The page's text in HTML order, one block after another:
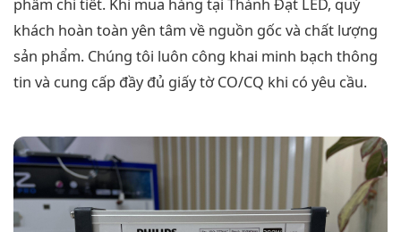
phẩm chi tiết. Khi mua hàng tại Thành Đạt LED, quý
khách hoàn toàn yên tâm về nguồn gốc và chất lượng
sản phẩm. Chúng tôi luôn công khai minh bạch thông
tin và cung cấp đầy đủ giấy tờ CO/CQ khi có yêu cầu.